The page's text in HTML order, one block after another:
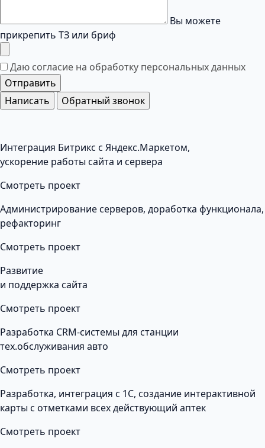
Вы можете
прикрепить ТЗ или бриф
Даю согласие на обработку персональных данных
Отправить
Написать
Обратный звонок
Интеграция Битрикс с Яндекс.Маркетом,
ускорение работы сайта и сервера
Смотреть проект
Администрирование серверов, доработка функционала,
рефакторинг
Смотреть проект
Развитие
и поддержка сайта
Смотреть проект
Разработка CRM-системы для станции
тех.обслуживания авто
Смотреть проект
Разработка, интеграция с 1С, создание интерактивной
карты с отметками всех действующий аптек
Смотреть проект